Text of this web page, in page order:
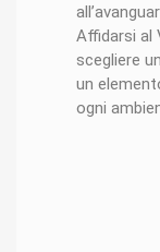
Affidarsi al
scegliere
un
ogni